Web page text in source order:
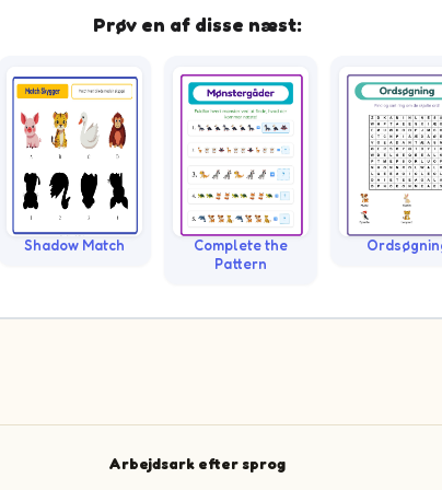
Prøv en af disse næst:
Shadow Match
Complete the
Pattern
Arbejdsark efter sprog